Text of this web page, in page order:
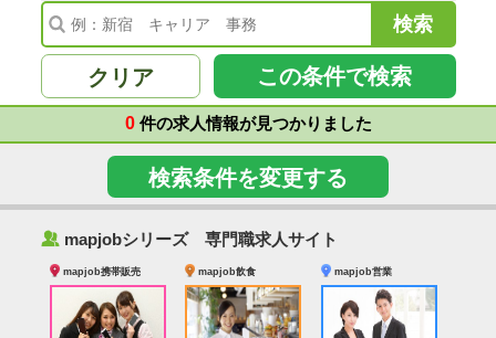
会津若松市
福島県その他(41)
クリア この条件で検索
0件の求人情報が見つかりました
検索条件を変更する
‰ mapjobシリーズ 専門職求人サイト
mapjob携帯販売 mapjob飲食 mapjob営業